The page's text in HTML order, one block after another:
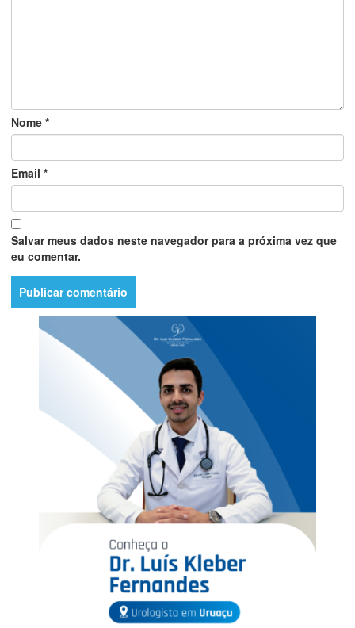
Nome *
Email *
Salvar meus dados neste navegador para a próxima vez que
eu comentar.